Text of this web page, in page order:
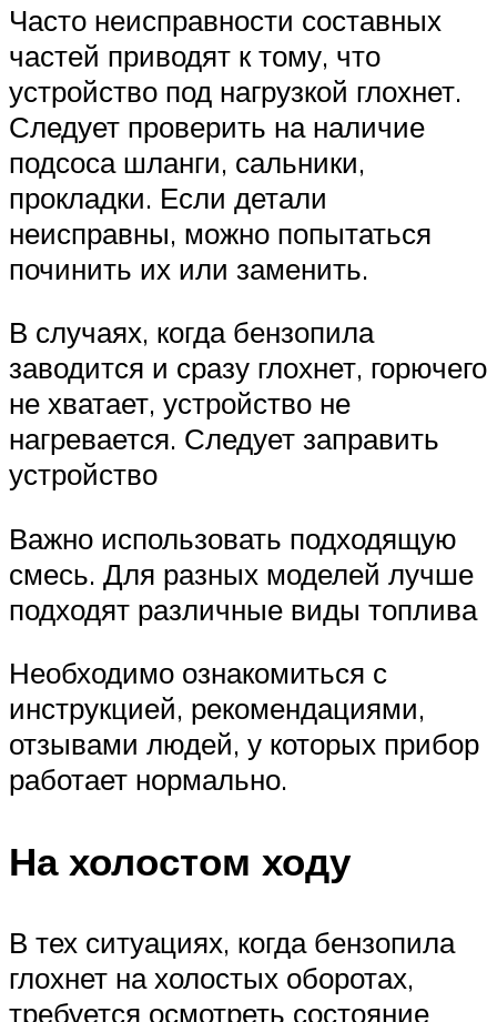
Часто неисправности составных
частей приводят к тому, что
устройство под нагрузкой глохнет.
Следует проверить на наличие
подсоса шланги, сальники,
прокладки. Если детали
неисправны, можно попытаться
починить их или заменить.
В случаях, когда бензопила
заводится и сразу глохнет, горючего
не хватает, устройство не
нагревается. Следует заправить
устройство
Важно использовать подходящую
смесь. Для разных моделей лучше
подходят различные виды топлива
Необходимо ознакомиться с
инструкцией, рекомендациями,
отзывами людей, у которых прибор
работает нормально.
На холостом ходу
В тех ситуациях, когда бензопила
глохнет на холостых оборотах,
требуется осмотреть состояние